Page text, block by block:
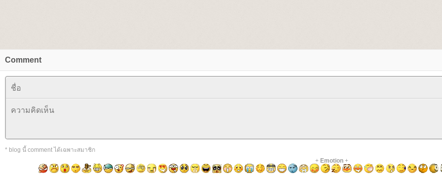
Comment
* blog นี้ comment ได้เฉพาะสมาชิก
+ Emotion+